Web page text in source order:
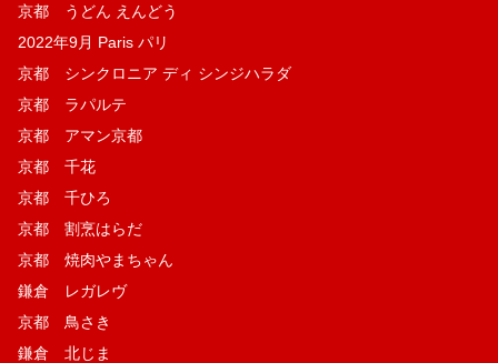
京都 うどん えんどう
2022年9月 Paris パリ
京都 シンクロニア ディ シンジハラダ
京都 ラパルテ
京都 アマン京都
京都 千花
京都 千ひろ
京都 割烹はらだ
京都 焼肉やまちゃん
鎌倉 レガレヴ
京都 鳥さき
鎌倉 北じま